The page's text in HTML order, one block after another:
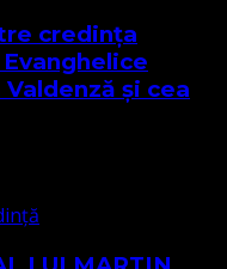
credința
și cea